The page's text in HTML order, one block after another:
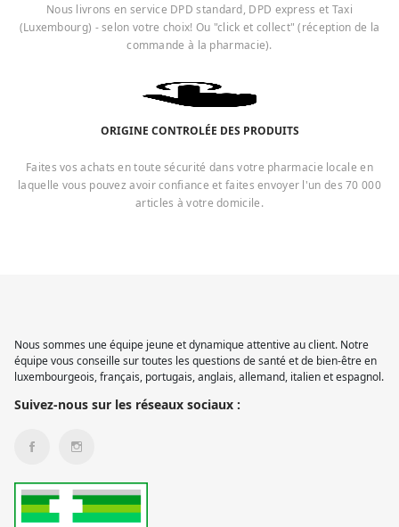
Nous livrons en service DPD standard, DPD express et Taxi
(Luxembourg) - selon votre choix! Ou "click et collect" (réception de la
commande à la pharmacie).
ORIGINE CONTROLÉE DES PRODUITS
Faites vos achats en toute sécurité dans votre pharmacie locale en
laquelle vous pouvez avoir confiance et faites envoyer l'un des 70 000
articles à votre domicile.
Nous sommes une équipe jeune et dynamique attentive au client. Notre
équipe vous conseille sur toutes les questions de santé et de bien-être en
luxembourgeois, français, portugais, anglais, allemand, italien et espagnol.
Suivez-nous sur les réseaux sociaux :